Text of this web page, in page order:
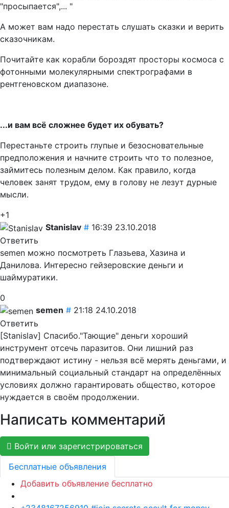
"просыпается",... "
А может вам надо перестать слушать сказки и верить
сказочникам.
Почитайте как корабли бороздят просторы космоса с
фотонными молекулярными спектрографами в
рентгеновском диапазоне.
...и вам всё сложнее будет их обувать?
Перестаньте строить глупые и безосновательные
предположения и начните строить что то полезное,
займитесь полезным делом. Как правило, когда
человек занят трудом, ему в голову не лезут дурные
мысли.
+1
Stanislav # 16:39 23.10.2018
Ответить
semen можно посмотреть Глазьева, Хазина и
Данилова. Интересно гейзеровские деньги и
шаймуратики.
0
semen # 21:18 24.10.2018
Ответить
[Stanislav] Спасибо."Тающие" деньги хороший
инструмент отсечь паразитов. Они лишний раз
подтверждают истину - нельзя всё мерять деньгами, и
минимальный социальный стандарт на определённых
условиях должно гарантировать общество, которое
нуждается в своём продолжении.
Написать комментарий
Войти или зарегистрироваться
Бесплатные объявления
Добавить объявление бесплатно